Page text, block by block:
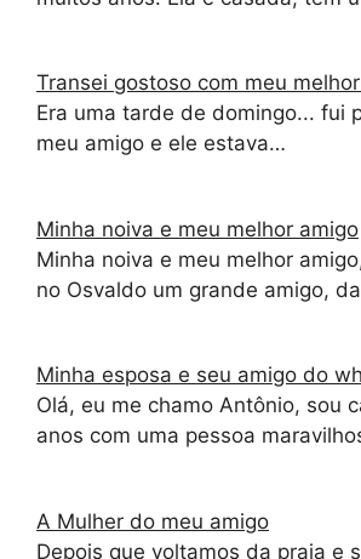
Transei gostoso com meu
Era uma tarde de domingo... fui
meu amigo e ele estava…
Minha noiva e meu melhor amigo
Minha noiva e meu melhor
no Osvaldo um grande amigo,
Minha esposa e seu amigo do
Olá, eu me chamo Antônio, sou
anos com uma pessoa
A Mulher do meu amigo
Depois que voltamos da praia e